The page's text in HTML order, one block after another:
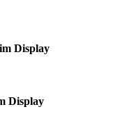
Display
Display